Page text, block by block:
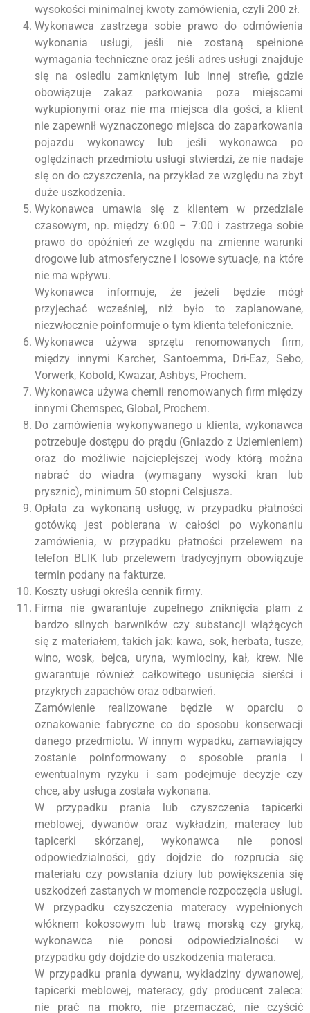
wysokości minimalnej kwoty zamówienia, czyli 200 zł.
Wykonawca zastrzega sobie prawo do odmówienia
wykonania usługi, jeśli nie zostaną spełnione
wymagania techniczne oraz jeśli adres usługi znajduje
się na osiedlu zamkniętym lub innej strefie, gdzie
obowiązuje zakaz parkowania poza miejscami
wykupionymi oraz nie ma miejsca dla gości, a klient
nie zapewnił wyznaczonego miejsca do zaparkowania
pojazdu wykonawcy lub jeśli wykonawca po
oględzinach przedmiotu usługi stwierdzi, że nie nadaje
się on do czyszczenia, na przykład ze względu na zbyt
duże uszkodzenia.
Wykonawca umawia się z klientem w przedziale
czasowym, np. między 6:00 – 7:00 i zastrzega sobie
prawo do opóźnień ze względu na zmienne warunki
drogowe lub atmosferyczne i losowe sytuacje, na które
nie ma wpływu.
Wykonawca informuje, że jeżeli będzie mógł
przyjechać wcześniej, niż było to zaplanowane,
niezwłocznie poinformuje o tym klienta telefonicznie.
Wykonawca używa sprzętu renomowanych firm,
między innymi Karcher, Santoemma, Dri-Eaz, Sebo,
Vorwerk, Kobold, Kwazar, Ashbys, Prochem.
Wykonawca używa chemii renomowanych firm między
innymi Chemspec, Global, Prochem.
Do zamówienia wykonywanego u klienta, wykonawca
potrzebuje dostępu do prądu (Gniazdo z Uziemieniem)
oraz do możliwie najcieplejszej wody którą można
nabrać do wiadra (wymagany wysoki kran lub
prysznic), minimum 50 stopni Celsjusza.
Opłata za wykonaną usługę, w przypadku płatności
gotówką jest pobierana w całości po wykonaniu
zamówienia, w przypadku płatności przelewem na
telefon BLIK lub przelewem tradycyjnym obowiązuje
termin podany na fakturze.
Koszty usługi określa cennik firmy.
Firma nie gwarantuje zupełnego zniknięcia plam z
bardzo silnych barwników czy substancji wiążących
się z materiałem, takich jak: kawa, sok, herbata, tusze,
wino, wosk, bejca, uryna, wymiociny, kał, krew. Nie
gwarantuje również całkowitego usunięcia sierści i
przykrych zapachów oraz odbarwień.
Zamówienie realizowane będzie w oparciu o
oznakowanie fabryczne co do sposobu konserwacji
danego przedmiotu. W innym wypadku, zamawiający
zostanie poinformowany o sposobie prania i
ewentualnym ryzyku i sam podejmuje decyzje czy
chce, aby usługa została wykonana.
W przypadku prania lub czyszczenia tapicerki
meblowej, dywanów oraz wykładzin, materacy lub
tapicerki skórzanej, wykonawca nie ponosi
odpowiedzialności, gdy dojdzie do rozprucia się
materiału czy powstania dziury lub powiększenia się
uszkodzeń zastanych w momencie rozpoczęcia usługi.
W przypadku czyszczenia materacy wypełnionych
włóknem kokosowym lub trawą morską czy gryką,
wykonawca nie ponosi odpowiedzialności w
przypadku gdy dojdzie do uszkodzenia materaca.
W przypadku prania dywanu, wykładziny dywanowej,
tapicerki meblowej, materacy, gdy producent zaleca:
nie prać na mokro, nie przemaczać, nie czyścić